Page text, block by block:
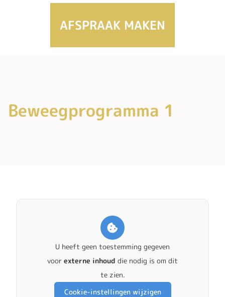
AFSPRAAK MAKEN
Beweegprogramma 1
U heeft geen toestemming gegeven
voor externe inhoud die nodig is om dit
te zien.
Cookie-instellingen wijzigen